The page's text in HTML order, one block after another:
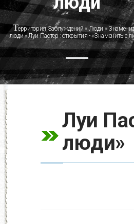
Территория Заблуждений »Люди »
люди» Луи Пастер : открытия - «Знаменитые
Луи
люди»